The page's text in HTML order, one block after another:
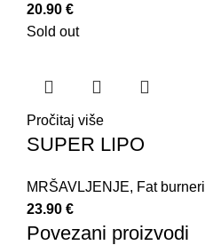
20.90 €
Sold out
Pročitaj više
SUPER LIPO
MRŠAVLJENJE, Fat burneri
23.90 €
Povezani proizvodi